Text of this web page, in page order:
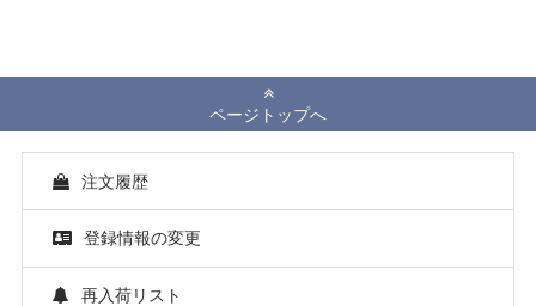
ページトップへ
注文履歴
登録情報の変更
再入荷リスト